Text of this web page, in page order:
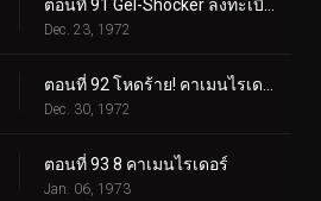
Dec. 23, 1972
Dec. 30, 1972
ตอนที่ 93 8 คาเมนไรเดอร์
Jan. 06, 1973